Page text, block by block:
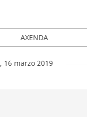
AXENDA
, 16 marzo 2019